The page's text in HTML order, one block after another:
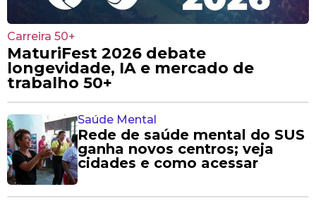
Carreira 50+
MaturiFest 2026 debate
longevidade, IA e mercado de
trabalho 50+
Saúde Mental
Rede de saúde mental do SUS
ganha novos centros; veja
cidades e como acessar